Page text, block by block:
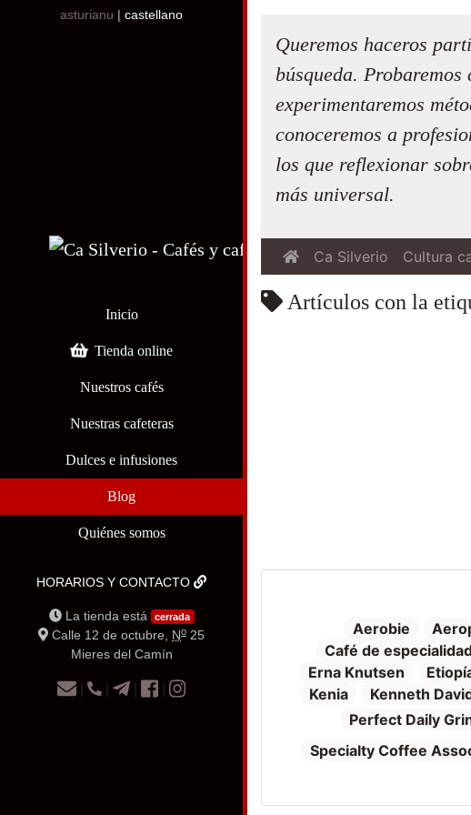
asturianu |castellano
Inicio
Tienda online
Nuestros cafés
Nuestras cafeteras
Dulces e infusiones
Blog
Quiénes somos
HORARIOS Y CONTACTO
La tienda está cerrada
Calle 12 de octubre, No 25
Mieres del Camín
| | |
Queremos haceros
búsqueda. Probaremos
experimentaremos
conoceremos a
los que reflexionar
más universal.
Ca Silverio Cultura
Artículos con la
Aerobie
Café de
Erna Knutsen
Kenia
Kenneth
Perfect Daily
Specialty Coffee